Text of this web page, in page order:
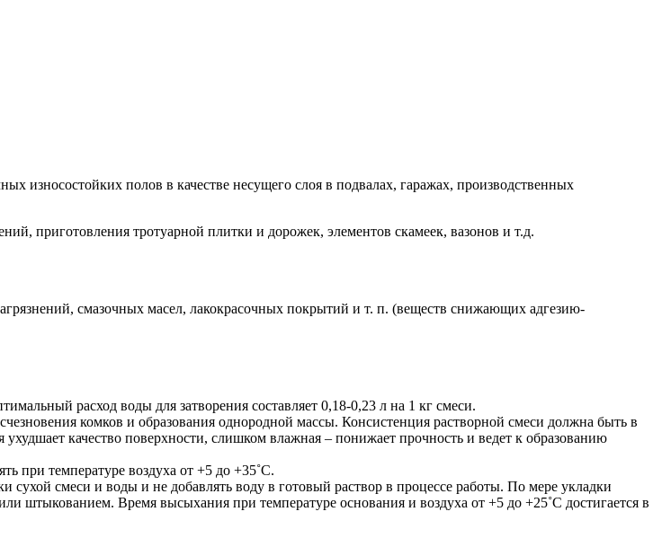
подберу комплекс материалов, для долговечной, качественной и недорогой отделки фасада
износостойких полов в качестве несущего слоя в подвалах, гаражах, производственных
приготовления тротуарной плитки и дорожек, элементов скамеек, вазонов и т.д.
смазочных масел, лакокрасочных покрытий и т. п. (веществ снижающих адгезию-
расход воды для затворения составляет 0,18-0,23 л на 1 кг смеси.
комков и образования однородной массы. Консистенция растворной смеси должна быть в
качество поверхности, слишком влажная – понижает прочность и ведет к образованию
при температуре воздуха от +5 до +35˚С.
сухой смеси и воды и не добавлять воду в готовый раствор в процессе работы. По мере укладки
штыкованием. Время высыхания при температуре основания и воздуха от +5 до +25˚С достигается в